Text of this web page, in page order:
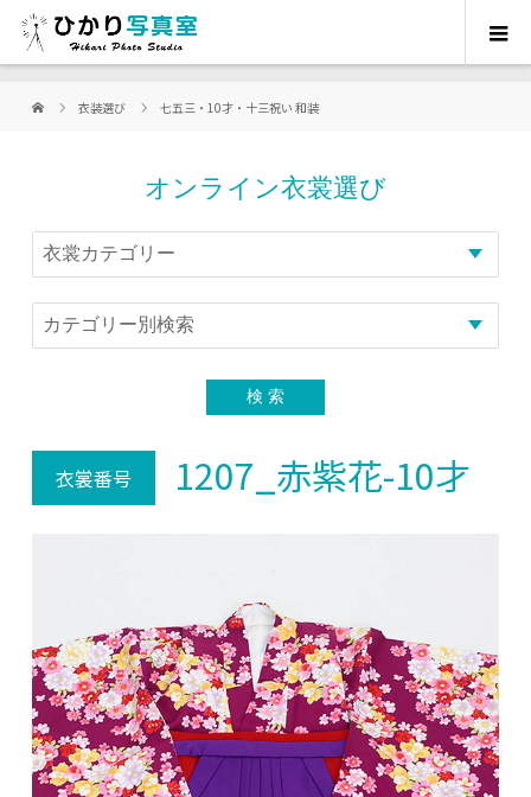
衣装選び 七五三・10才・十三祝い 和装
オンライン衣裳選び
衣裳番号 1207_赤紫花-10才